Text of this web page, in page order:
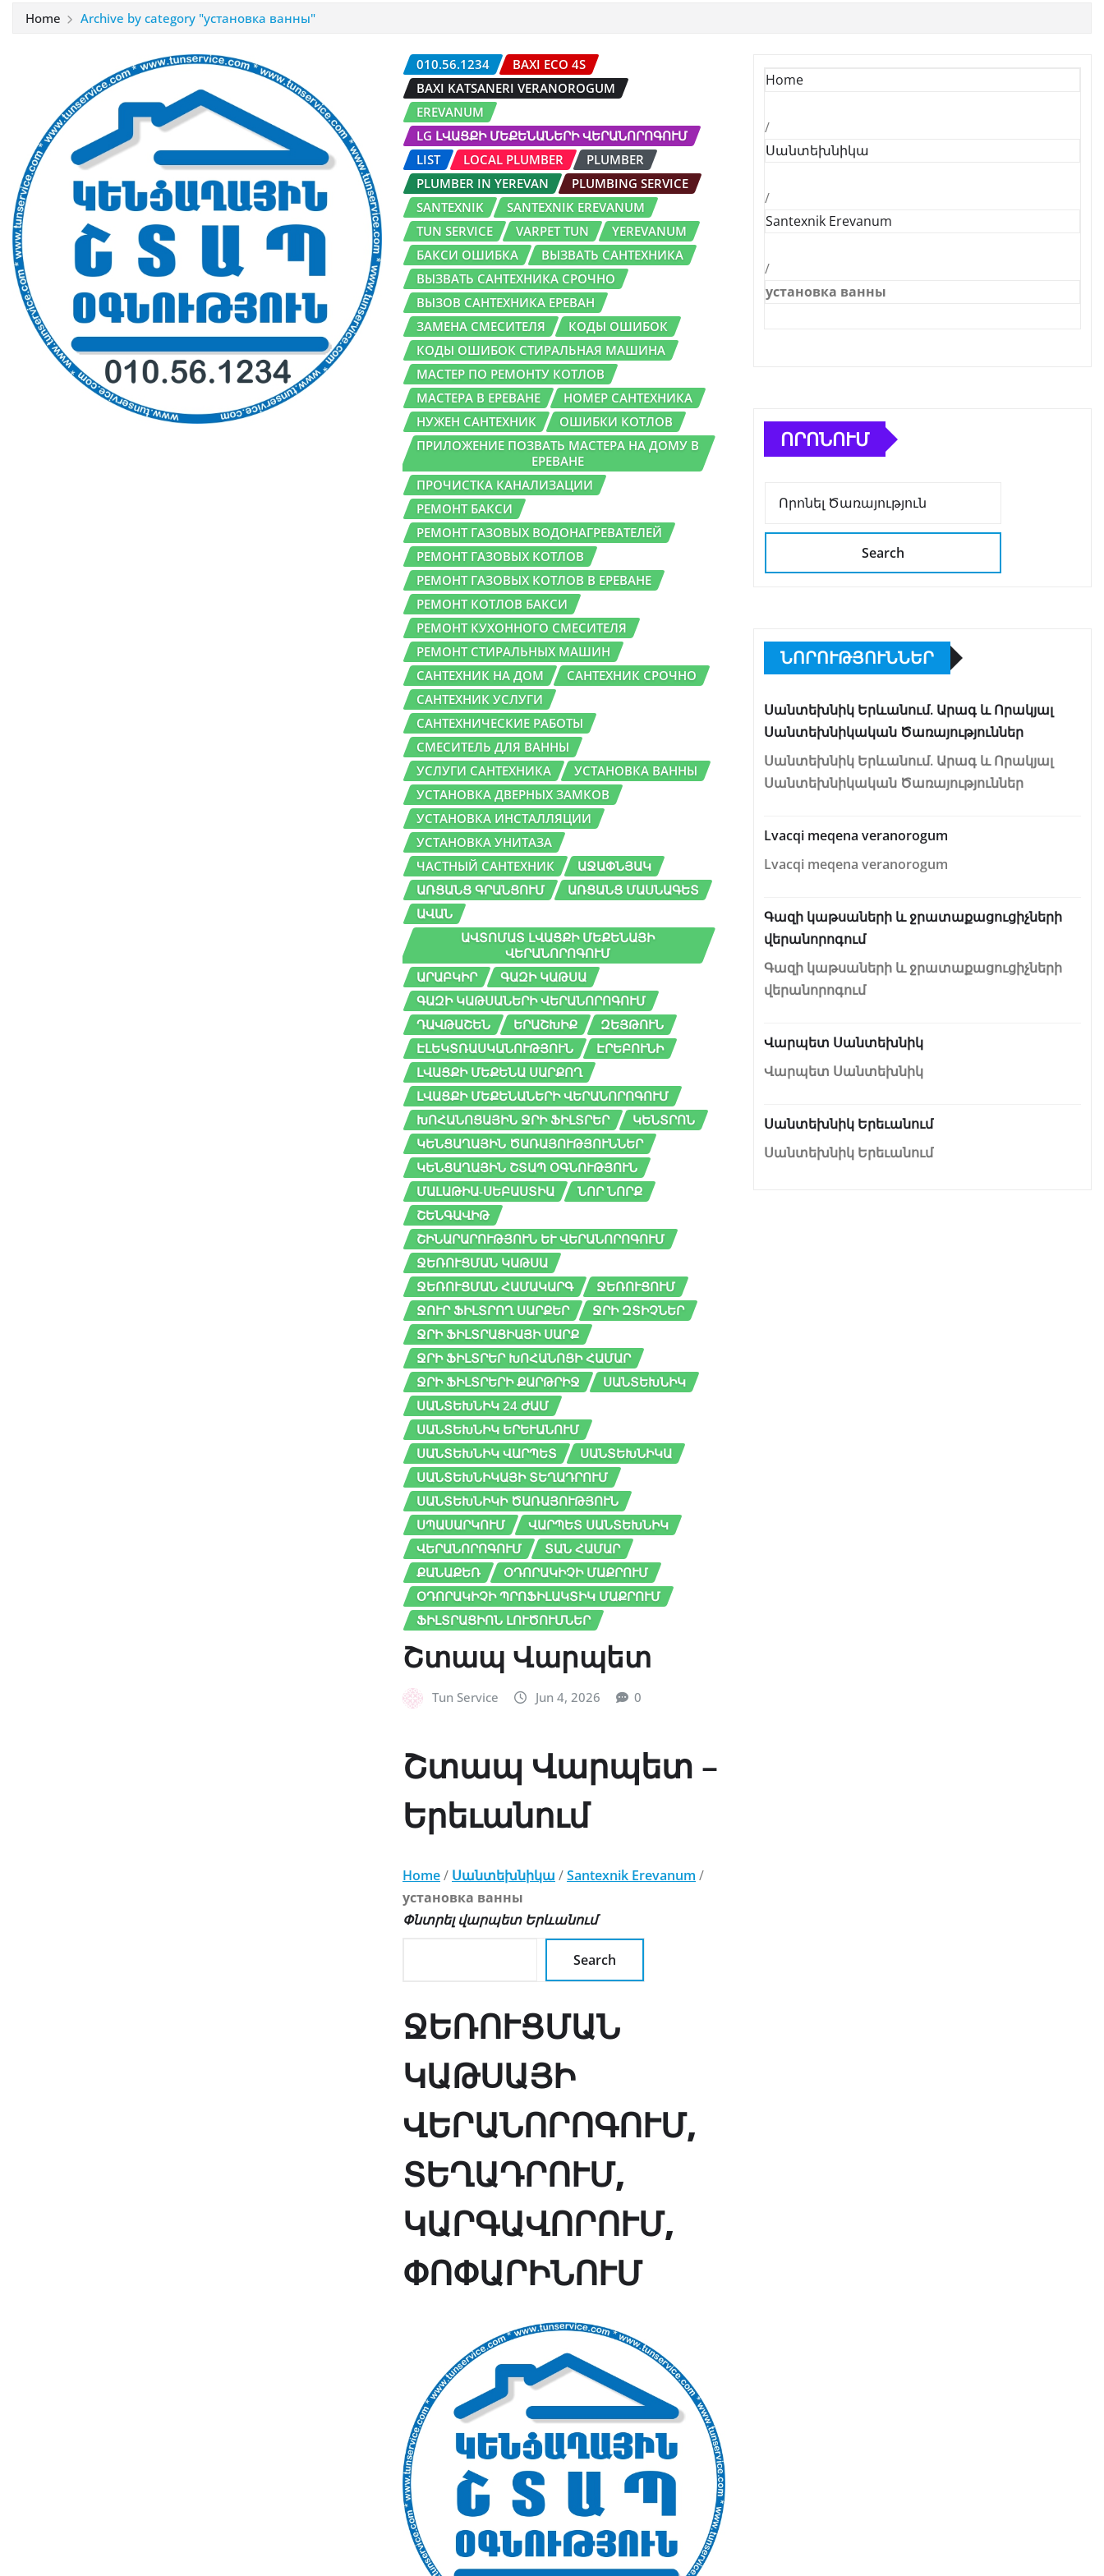
Home Archive by category "установка ванны"
010.56.1234
BAXI ECO 4S
BAXI KATSANERI VERANOROGUM
EREVANUM
LG ԼՎԱՑՔԻ ՄԵՔԵՆԱՆԵՐԻ ՎԵՐԱՆՈՐՈԳՈՒՄ
LIST
LOCAL PLUMBER
PLUMBER
PLUMBER IN YEREVAN
PLUMBING SERVICE
SANTEXNIK
SANTEXNIK EREVANUM
TUN SERVICE
VARPET TUN
YEREVANUM
БАКСИ ОШИБКА
ВЫЗВАТЬ САНТЕХНИКА
ВЫЗВАТЬ САНТЕХНИКА СРОЧНО
ВЫЗОВ САНТЕХНИКА ЕРЕВАН
ЗАМЕНА СМЕСИТЕЛЯ
КОДЫ ОШИБОК
КОДЫ ОШИБОК СТИРАЛЬНАЯ МАШИНА
МАСТЕР ПО РЕМОНТУ КОТЛОВ
МАСТЕРА В ЕРЕВАНЕ
НОМЕР САНТЕХНИКА
НУЖЕН САНТЕХНИК
ОШИБКИ КОТЛОВ
ПРИЛОЖЕНИЕ ПОЗВАТЬ МАСТЕРА НА ДОМУ В
ЕРЕВАНЕ
ПРОЧИСТКА КАНАЛИЗАЦИИ
РЕМОНТ БАКСИ
РЕМОНТ ГАЗОВЫХ ВОДОНАГРЕВАТЕЛЕЙ
РЕМОНТ ГАЗОВЫХ КОТЛОВ
РЕМОНТ ГАЗОВЫХ КОТЛОВ В ЕРЕВАНЕ
РЕМОНТ КОТЛОВ БАКСИ
РЕМОНТ КУХОННОГО СМЕСИТЕЛЯ
РЕМОНТ СТИРАЛЬНЫХ МАШИН
САНТЕХНИК НА ДОМ
САНТЕХНИК СРОЧНО
САНТЕХНИК УСЛУГИ
САНТЕХНИЧЕСКИЕ РАБОТЫ
СМЕСИТЕЛЬ ДЛЯ ВАННЫ
УСЛУГИ САНТЕХНИКА
УСТАНОВКА ВАННЫ
УСТАНОВКА ДВЕРНЫХ ЗАМКОВ
УСТАНОВКА ИНСТАЛЛЯЦИИ
УСТАНОВКА УНИТАЗА
ЧАСТНЫЙ САНТЕХНИК
ԱՋԱՓՆՅԱԿ
ԱՌՑԱՆՑ ԳՐԱՆՑՈՒՄ
ԱՌՑԱՆՑ ՄԱՍՆԱԳԵՏ
ԱՎԱՆ
ԱՎՏՈՄԱՏ ԼՎԱՑՔԻ ՄԵՔԵՆԱՅԻ
ՎԵՐԱՆՈՐՈԳՈՒՄ
ԱՐԱԲԿԻՐ
ԳԱԶԻ ԿԱԹՍԱ
ԳԱԶԻ ԿԱԹՍԱՆԵՐԻ ՎԵՐԱՆՈՐՈԳՈՒՄ
ԴԱՎԹԱՇԵՆ
ԵՐԱՇԽԻՔ
ԶԵՅԹՈՒՆ
ԷԼԵԿՏՌԱՍԿԱՆՈՒԹՅՈՒՆ
ԷՐԵԲՈՒՆԻ
ԼՎԱՑՔԻ ՄԵՔԵՆԱ ՍԱՐՔՈՂ
ԼՎԱՑՔԻ ՄԵՔԵՆԱՆԵՐԻ ՎԵՐԱՆՈՐՈԳՈՒՄ
ԽՈՀԱՆՈՑԱՅԻՆ ՋՐԻ ՖԻԼՏՐԵՐ
ԿԵՆՏՐՈՆ
ԿԵՆՑԱՂԱՅԻՆ ԾԱՌԱՅՈՒԹՅՈՒՆՆԵՐ
ԿԵՆՑԱՂԱՅԻՆ ՇՏԱՊ ՕԳՆՈՒԹՅՈՒՆ
ՄԱԼԱԹԻԱ-ՍԵԲԱՍՏԻԱ
ՆՈՐ ՆՈՐՔ
ՇԵՆԳԱՎԻԹ
ՇԻՆԱՐԱՐՈՒԹՅՈՒՆ ԵՒ ՎԵՐԱՆՈՐՈԳՈՒՄ
ՋԵՌՈՒՑՄԱՆ ԿԱԹՍԱ
ՋԵՌՈՒՑՄԱՆ ՀԱՄԱԿԱՐԳ
ՋԵՌՈՒՑՈՒՄ
ՋՈՒՐ ՖԻԼՏՐՈՂ ՍԱՐՔԵՐ
ՋՐԻ ԶՏԻՉՆԵՐ
ՋՐԻ ՖԻԼՏՐԱՑԻԱՅԻ ՍԱՐՔ
ՋՐԻ ՖԻԼՏՐԵՐ ԽՈՀԱՆՈՑԻ ՀԱՄԱՐ
ՋՐԻ ՖԻԼՏՐԵՐԻ ՔԱՐԹՐԻՋ
ՍԱՆՏԵԽՆԻԿ
ՍԱՆՏԵԽՆԻԿ 24 ԺԱՄ
ՍԱՆՏԵԽՆԻԿ ԵՐԵՒԱՆՈՒՄ
ՍԱՆՏԵԽՆԻԿ ՎԱՐՊԵՏ
ՍԱՆՏԵԽՆԻԿԱ
ՍԱՆՏԵԽՆԻԿԱՅԻ ՏԵՂԱԴՐՈՒՄ
ՍԱՆՏԵԽՆԻԿԻ ԾԱՌԱՅՈՒԹՅՈՒՆ
ՍՊԱՍԱՐԿՈՒՄ
ՎԱՐՊԵՏ ՍԱՆՏԵԽՆԻԿ
ՎԵՐԱՆՈՐՈԳՈՒՄ
ՏԱՆ ՀԱՄԱՐ
ՔԱՆԱՔԵՌ
ՕԴՈՐԱԿԻՉԻ ՄԱՔՐՈՒՄ
ՕԴՈՐԱԿԻՉԻ ՊՐՈՖԻԼԱԿՏԻԿ ՄԱՔՐՈՒՄ
ՖԻԼՏՐԱՑԻՈՆ ԼՈՒԾՈՒՄՆԵՐ
Շտապ Վարպետ
Tun Service Jun 4, 2026 0
Շտապ Վարպետ –
Երեւանում
Home/ Սանտեխնիկա /Santexnik Erevanum /
установка ванны
Փնտրել վարպետ Երևանում
Search
ՋԵՌՈՒՑՄԱՆ
ԿԱԹՍԱՅԻ
ՎԵՐԱՆՈՐՈԳՈՒՄ,
ՏԵՂԱԴՐՈՒՄ,
ԿԱՐԳԱՎՈՐՈՒՄ,
ՓՈՓԱՐԻՆՈՒՄ
Home
/
Սանտեխնիկա
/
Santexnik Erevanum
/
установка ванны
ՈՐՈՆՈՒՄ
Search
ՆՈՐՈՒԹՅՈՒՆՆԵՐ
Սանտեխնիկ Երևանում. Արագ և Որակյալ
Սանտեխնիկական Ծառայություններ
Սանտեխնիկ Երևանում. Արագ և Որակյալ
Սանտեխնիկական Ծառայություններ
Lvacqi meqena veranorogum
Lvacqi meqena veranorogum
Գազի կաթսաների և ջրատաքացուցիչների
վերանորոգում
Գազի կաթսաների և ջրատաքացուցիչների
վերանորոգում
Վարպետ Սանտեխնիկ
Վարպետ Սանտեխնիկ
Սանտեխնիկ Երեւանում
Սանտեխնիկ Երեւանում